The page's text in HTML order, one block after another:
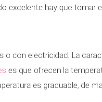
excelente hay que tomar
o con electricidad. La
es que ofrecen la
es graduable, de